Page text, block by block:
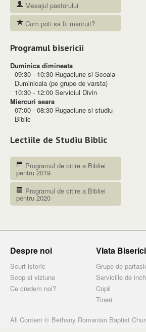
Mesajul pastorului
Cum poti sa fii mantuit?
Programul bisericii
Duminica dimineata
09:30 - 10:30 Rugaciune si Scoala
Duminicala (pe grupe de varsta)
10:30 - 12:00 Serviciul Divin
Miercuri seara
07:00 - 08:30 Rugaciune si studiu
Biblic
Lectiile de Studiu Biblic
Programul de citire a Bibliei
pentru 2019
Programul de citire a Bibliei
pentru 2020
Despre noi
Scurt istoric
Scop si viziune
Ce credem noi?
VIata
Grupe de
Serviciile de
Copii
Tineri
All Content © Bethany Romanian Baptist